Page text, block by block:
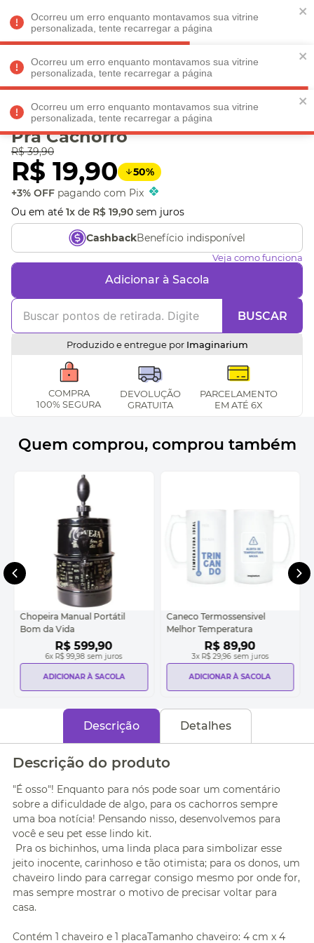
Ocorreu um erro enquanto montavamos sua vitrine
personalizada, tente recarregar a página
Ocorreu um erro enquanto montavamos sua vitrine
personalizada, tente recarregar a página
Ocorreu um erro enquanto montavamos sua vitrine
personalizada, tente recarregar a página
Faltam REGULAMENTO
Veja produtos perto de você! Informe seu CEP
Chaveiro e Placa Pet Bom
Pra Cachorro
R$ 39,90
R$ 19,90 50%
+3% OFF pagando com Pix
Ou em até 1x de R$ 19,90 sem juros
CashbackBenefício indisponível
Veja como funciona
Adicionar à Sacola
BUSCAR
Produzido e entregue por Imaginarium
COMPRA
100% SEGURA
DEVOLUÇÃO
GRATUITA
PARCELAMENTO
EM ATÉ 6X
Quem comprou, comprou também
Chopeira Manual Portátil
Bom da Vida
R$ 599,90
6x R$ 99,98 sem juros
ADICIONAR À SACOLA
Caneco Termossensivel
Melhor Temperatura
R$ 89,90
3x R$ 29,96 sem juros
ADICIONAR À SACOLA
Descrição Detalhes
Descrição do produto
"É osso"! Enquanto para nós pode soar um comentário
sobre a dificuldade de algo, para os cachorros sempre
uma boa notícia! Pensando nisso, desenvolvemos para
você e seu pet esse lindo kit.
Pra os bichinhos, uma linda placa para simbolizar esse
jeito inocente, carinhoso e tão otimista; para os donos, um
chaveiro lindo para carregar consigo mesmo por onde for,
mas sempre mostrar o motivo de precisar voltar para
casa.
Contém 1 chaveiro e 1 placaTamanho chaveiro: 4 cm x 4